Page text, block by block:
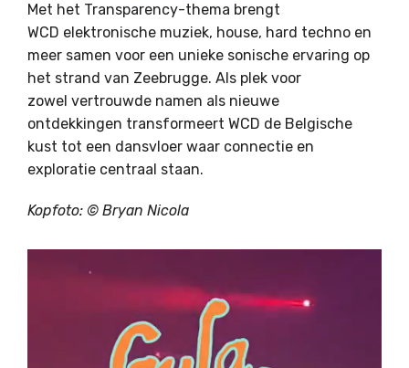
Met het Transparency-thema brengt
WCD elektronische muziek, house, hard techno en
meer samen voor een unieke sonische ervaring op
het strand van Zeebrugge. Als plek voor
zowel vertrouwde namen als nieuwe
ontdekkingen transformeert WCD de Belgische
kust tot een dansvloer waar connectie en
exploratie centraal staan.
Kopfoto: © Bryan Nicola